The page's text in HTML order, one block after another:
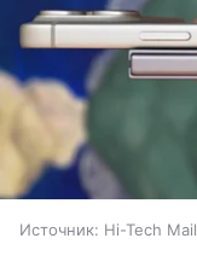
Источник: Hi-Tech Mail